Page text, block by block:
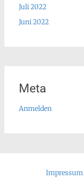
Juli 2022
Juni 2022
Meta
Anmelden
Impressum